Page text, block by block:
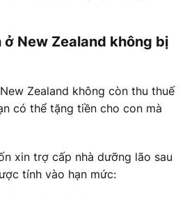
New Zealand không bị
Zealand không còn thu thuế
có thể tặng tiền cho con mà
xin trợ cấp nhà dưỡng lão sau
tính vào hạn mức: